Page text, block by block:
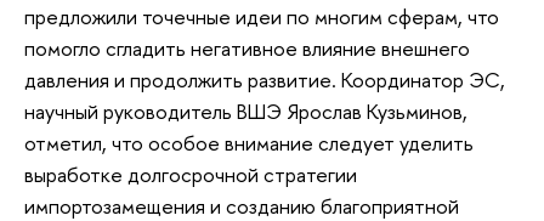
предложили точечные идеи по многим сферам, что
помогло сгладить негативное влияние внешнего
давления и продолжить развитие. Координатор ЭС,
научный руководитель ВШЭ Ярослав Кузьминов,
отметил, что особое внимание следует уделить
выработке долгосрочной стратегии
импортозамещения и созданию благоприятной